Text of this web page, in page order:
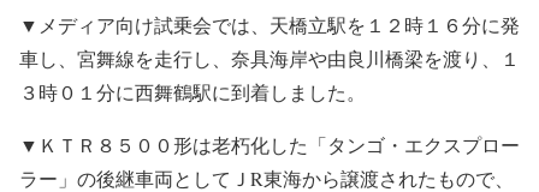
▼メディア向け試乗会では、天橋立駅を１２時１６分に発
車し、宮舞線を走行し、奈具海岸や由良川橋梁を渡り、１
３時０１分に西舞鶴駅に到着しました。
▼ＫＴＲ８５００形は老朽化した「タンゴ・エクスプロー
ラー」の後継車両としてＪR東海から譲渡されたもので、